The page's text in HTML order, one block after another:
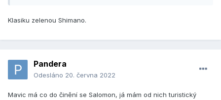
Klasiku zelenou Shimano.
Pandera
Odesláno 20. června 2022
Mavic má co do činění se Salomon, já mám od nich turistický